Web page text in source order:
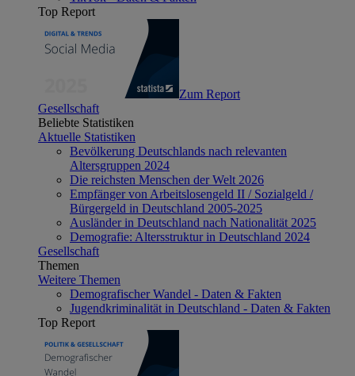
Top Report
Zum Report
Gesellschaft
Beliebte Statistiken
Aktuelle Statistiken
Bevölkerung Deutschlands nach relevanten
Altersgruppen 2024
Die reichsten Menschen der Welt 2026
Empfänger von Arbeitslosengeld II / Sozialgeld /
Bürgergeld in Deutschland 2005-2025
Ausländer in Deutschland nach Nationalität 2025
Demografie: Altersstruktur in Deutschland 2024
Gesellschaft
Themen
Weitere Themen
Demografischer Wandel - Daten & Fakten
Jugendkriminalität in Deutschland - Daten & Fakten
Top Report